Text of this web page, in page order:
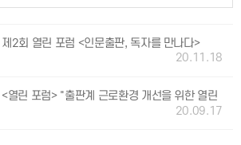
2회 열린 포럼 <인문출판, 독자를 만나다>
20.11.18
열린 포럼> "출판계 근로환경 개선을 위한 열린
20.09.17